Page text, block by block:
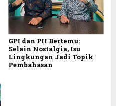
GPI dan PII Bertemu:
Selain Nostalgia, Isu
Lingkungan Jadi Topik
Pembahasan